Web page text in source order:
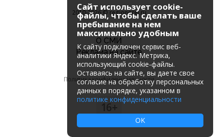
2010-2026 © regionorel.ru
О СМИ
Реклама на сайте
Политика конфиденциальности
16+
Сайт использует cookie-
файлы, чтобы сделать ваше
пребывание на нем
максимально удобным
К cайту подключен сервис веб-
аналитики Яндекс. Метрика,
использующий cookie-файлы.
Оставаясь на сайте, вы даете свое
согласие на обработку персональных
данных в порядке, указанном в
политике конфиденциальности
OK